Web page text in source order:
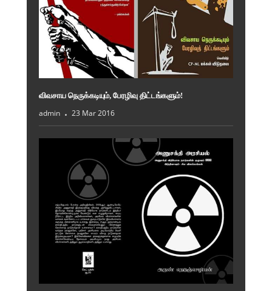
விவசாய நெருக்கடியும், பேரழிவு திட்டங்களும்!
admin 23 Mar 2016